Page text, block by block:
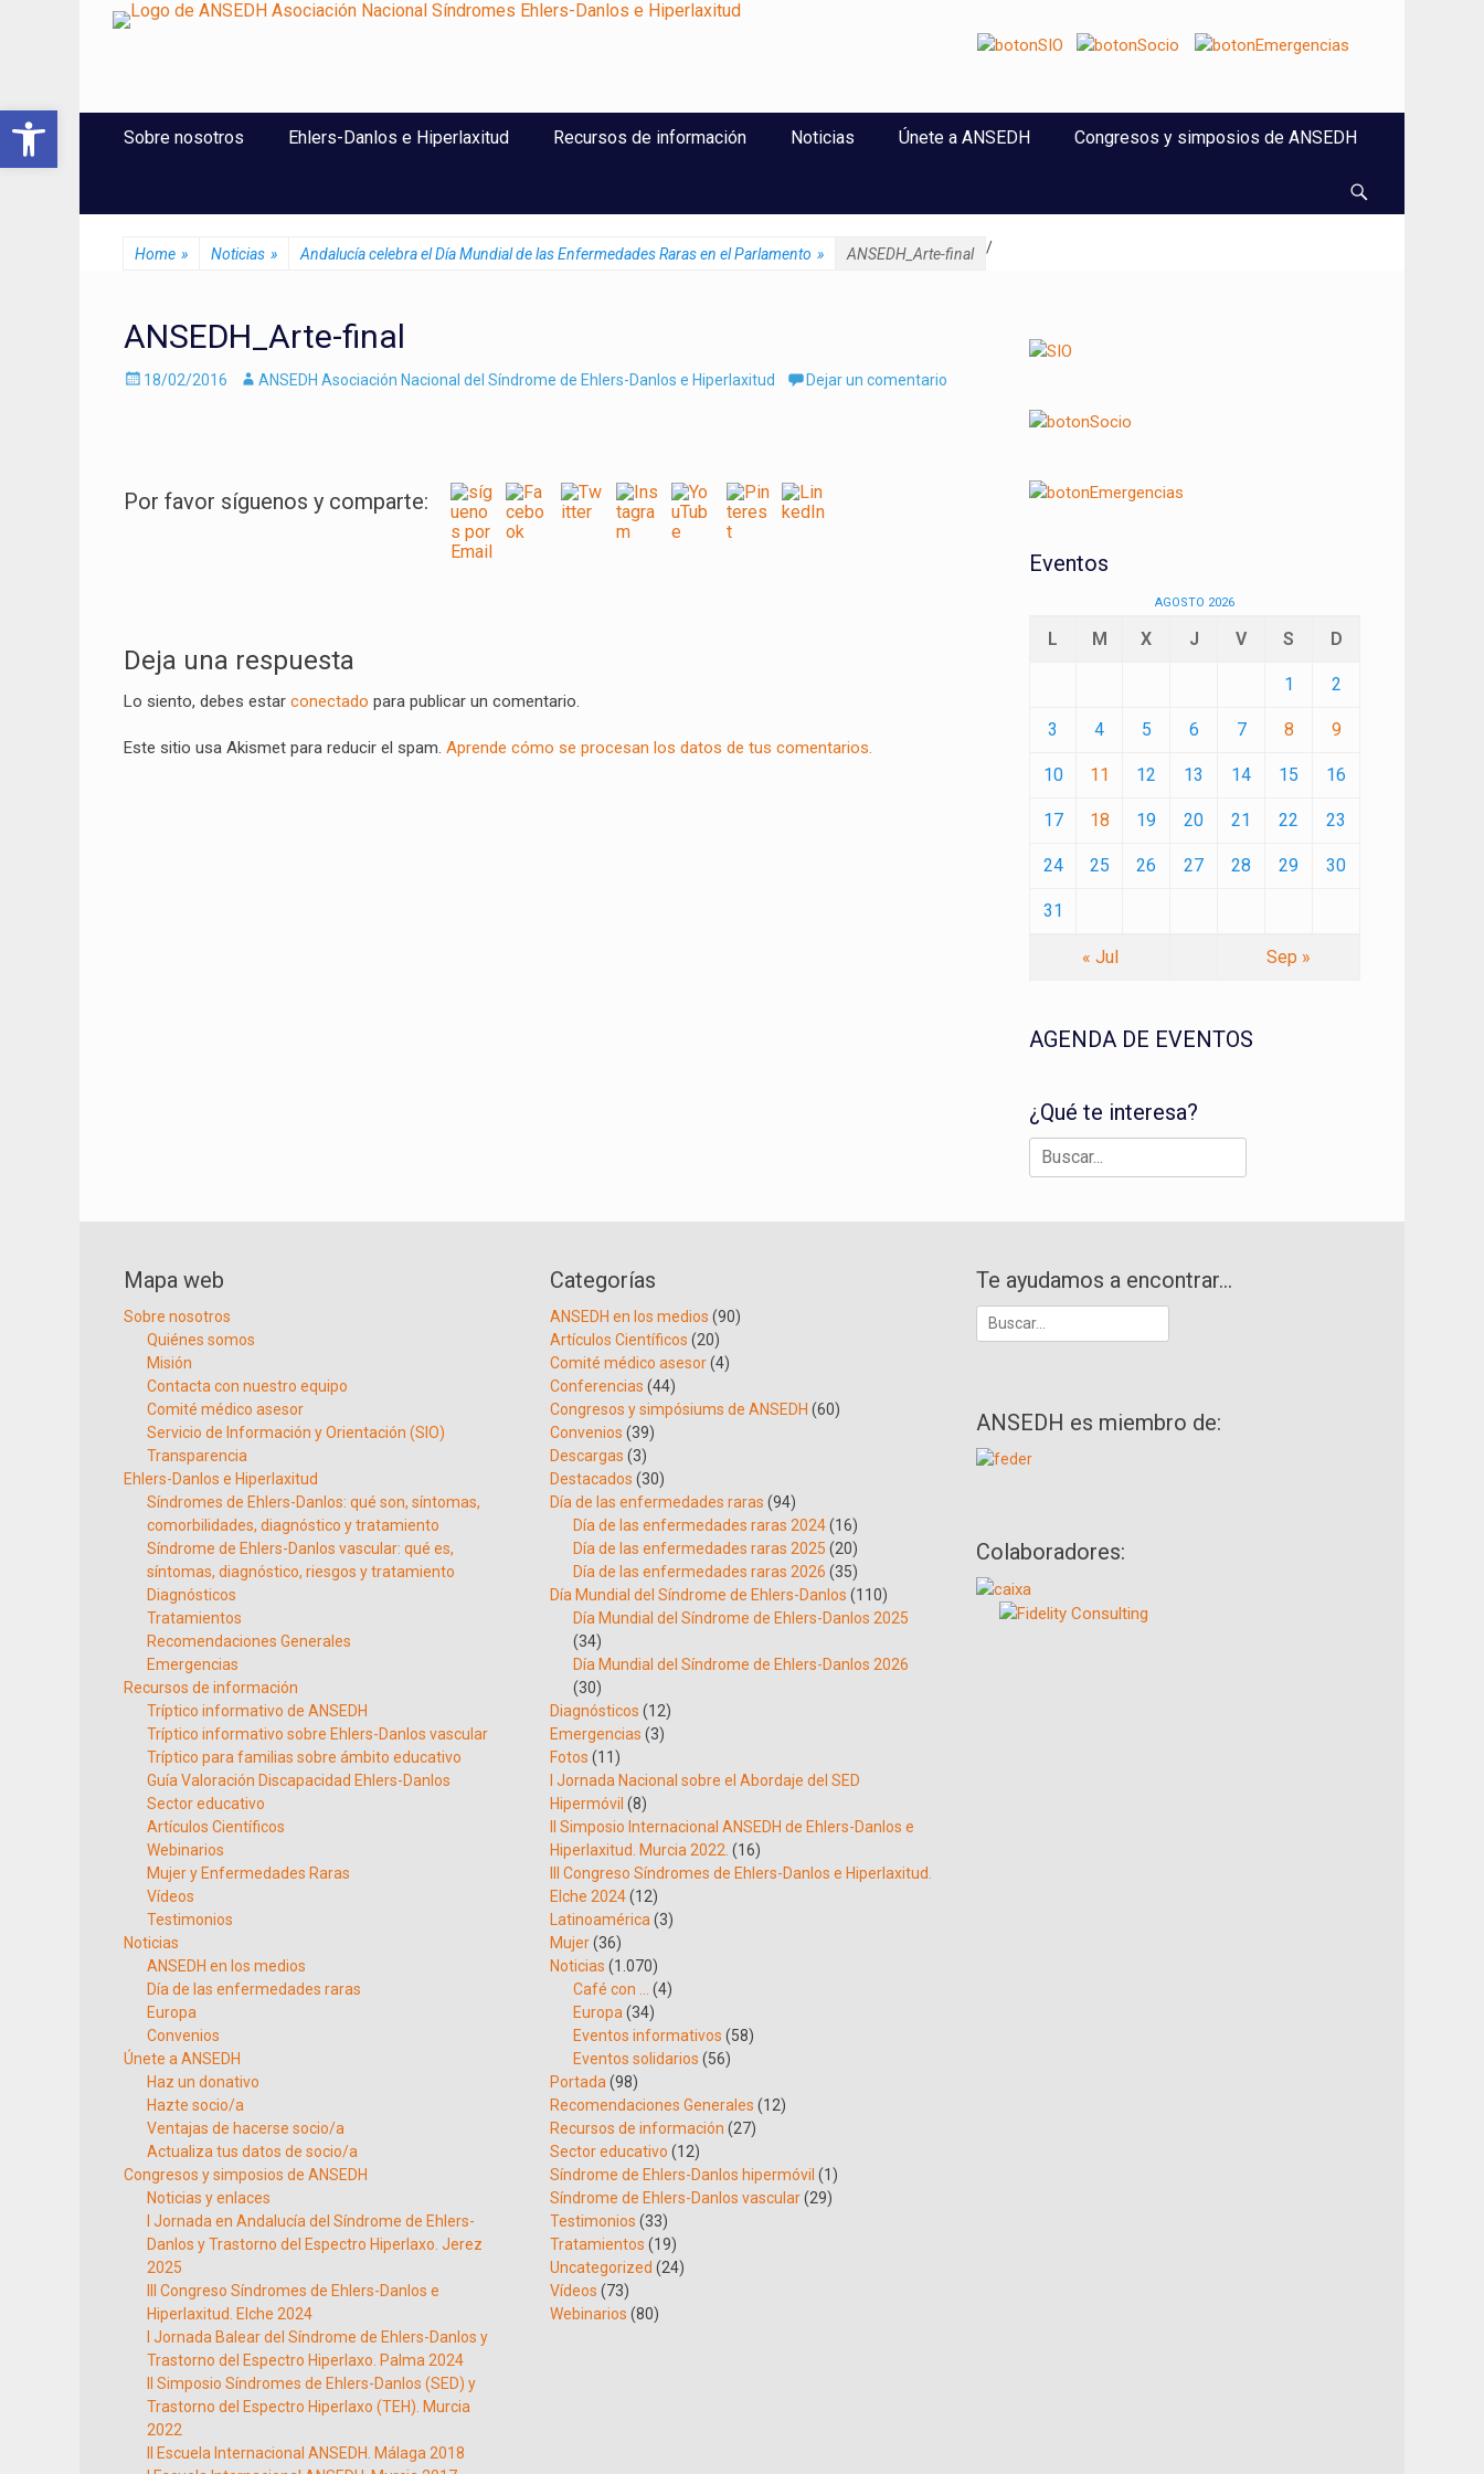
Abrir barra de herramientas
ANSEDH
Asociación Nacional del Síndrome de Ehlers-Danlos e Hiperlaxitud
Menú Principal
Sobre nosotros Ehlers-Danlos e Hiperlaxitud Recursos de información Noticias Únete a ANSEDH Congresos y simposios de ANSEDH
Home » Noticias » /
Andalucía celebra el Día Mundial de las Enfermedades Raras en el Parlamento » ANSEDH_Arte-final
ANSEDH_Arte-final
Enviado
18/02/2016 AutorANSEDH Asociación Nacional del Síndrome de Ehlers-Danlos e Hiperlaxitud Dejar un comentario
Por favor síguenos y comparte:
de
entradas
Deja una respuesta
Lo siento, debes estar conectado para publicar un comentario.
Este sitio usa Akismet para reducir el spam. Aprende cómo se procesan los datos de tus comentarios.
Eventos
AGOSTO 2026
L M X J V S D
1 2
3 4 5 6 7 8 9
10 11 12 13 14 15 16
17 18 19 20 21 22 23
24 25 26 27 28 29 30
31
« Jul Sep »
AGENDA DE EVENTOS
¿Qué te interesa?
Buscar:
Mapa web
Sobre nosotros
Quiénes somos
Misión
Contacta con nuestro equipo
Comité médico asesor
Servicio de Información y Orientación (SIO)
Transparencia
Ehlers-Danlos e Hiperlaxitud
Síndromes de Ehlers-Danlos: qué son, síntomas,
comorbilidades, diagnóstico y tratamiento
Síndrome de Ehlers-Danlos vascular: qué es,
síntomas, diagnóstico, riesgos y tratamiento
Diagnósticos
Tratamientos
Recomendaciones Generales
Emergencias
Recursos de información
Tríptico informativo de ANSEDH
Tríptico informativo sobre Ehlers-Danlos vascular
Tríptico para familias sobre ámbito educativo
Guía Valoración Discapacidad Ehlers-Danlos
Sector educativo
Artículos Científicos
Webinarios
Mujer y Enfermedades Raras
Vídeos
Testimonios
Noticias
ANSEDH en los medios
Día de las enfermedades raras
Europa
Convenios
Únete a ANSEDH
Haz un donativo
Hazte socio/a
Ventajas de hacerse socio/a
Actualiza tus datos de socio/a
Congresos y simposios de ANSEDH
Noticias y enlaces
I Jornada en Andalucía del Síndrome de Ehlers-
Danlos y Trastorno del Espectro Hiperlaxo. Jerez
2025
III Congreso Síndromes de Ehlers-Danlos e
Hiperlaxitud. Elche 2024
I Jornada Balear del Síndrome de Ehlers-Danlos y
Trastorno del Espectro Hiperlaxo. Palma 2024
II Simposio Síndromes de Ehlers-Danlos (SED) y
Trastorno del Espectro Hiperlaxo (TEH). Murcia
2022
II Escuela Internacional ANSEDH. Málaga 2018
Categorías
ANSEDH en los medios (90)
Artículos Científicos (20)
Comité médico asesor(4)
Conferencias (44)
Congresos y simpósiums de ANSEDH (60)
Convenios (39)
Descargas (3)
Destacados (30)
Día de las enfermedades raras (94)
Día de las enfermedades raras 2024(16)
Día de las enfermedades raras 2025 (20)
Día de las enfermedades raras 2026 (35)
Día Mundial del Síndrome de Ehlers-Danlos (110)
Día Mundial del Síndrome de Ehlers-Danlos 2025
(34)
Día Mundial del Síndrome de Ehlers-Danlos 2026
(30)
Diagnósticos (12)
Emergencias (3)
Fotos (11)
I Jornada Nacional sobre el Abordaje del SED
Hipermóvil (8)
II Simposio Internacional ANSEDH de Ehlers-Danlos e
Hiperlaxitud. Murcia 2022. (16)
III Congreso Síndromes de Ehlers-Danlos e Hiperlaxitud.
Elche 2024(12)
Latinoamérica (3)
Mujer(36)
Noticias (1.070)
Café con …
(4)
Europa (34)
Eventos informativos (58)
Eventos solidarios (56)
Portada (98)
Recomendaciones Generales (12)
Recursos de información (27)
Sector educativo (12)
Síndrome de Ehlers-Danlos hipermóvil (1)
Síndrome de Ehlers-Danlos vascular(29)
Testimonios (33)
Tratamientos (19)
Uncategorized (24)
Vídeos (73)
Webinarios (80)
Te ayudamos a encontrar…
Buscar:
ANSEDH es miembro de:
Colaboradores: